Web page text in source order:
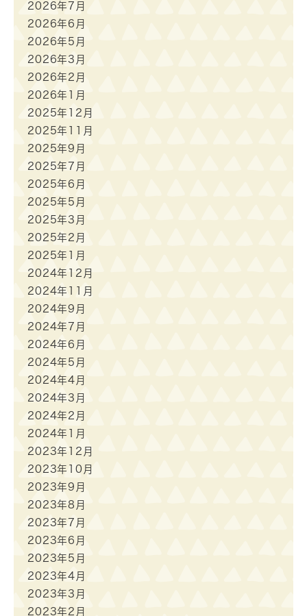
2026年7月
2026年6月
2026年5月
2026年3月
2026年2月
2026年1月
2025年12月
2025年11月
2025年9月
2025年7月
2025年6月
2025年5月
2025年3月
2025年2月
2025年1月
2024年12月
2024年11月
2024年9月
2024年7月
2024年6月
2024年5月
2024年4月
2024年3月
2024年2月
2024年1月
2023年12月
2023年10月
2023年9月
2023年8月
2023年7月
2023年6月
2023年5月
2023年4月
2023年3月
2023年2月